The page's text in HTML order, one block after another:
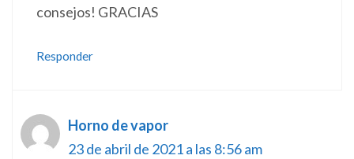
consejos! GRACIAS
Responder
Horno de vapor
23 de abril de 2021 a las 8:56 am